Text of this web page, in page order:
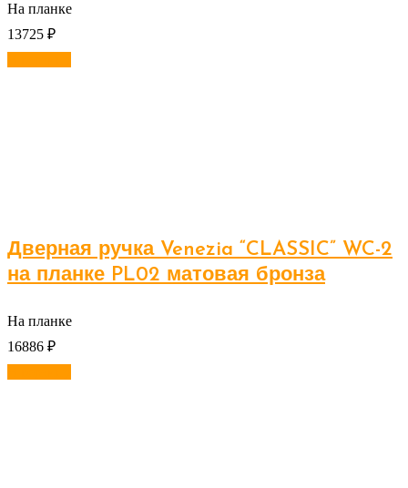
На планке
13725 ₽
Дверная ручка Venezia “CLASSIC” WC-2
на планке PL02 матовая бронза
На планке
16886 ₽